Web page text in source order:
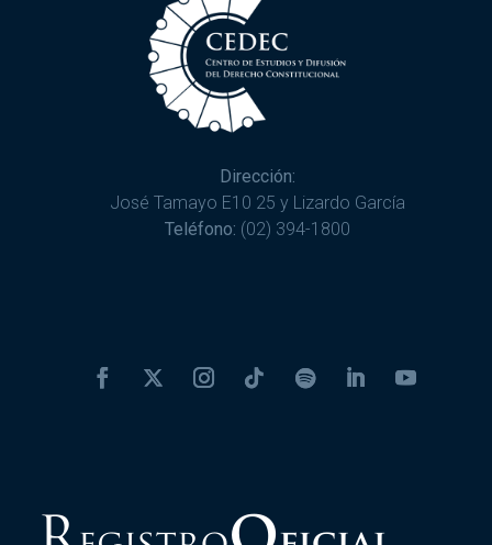
Dirección:
José Tamayo E10 25 y Lizardo García
Teléfono: (02) 394-1800